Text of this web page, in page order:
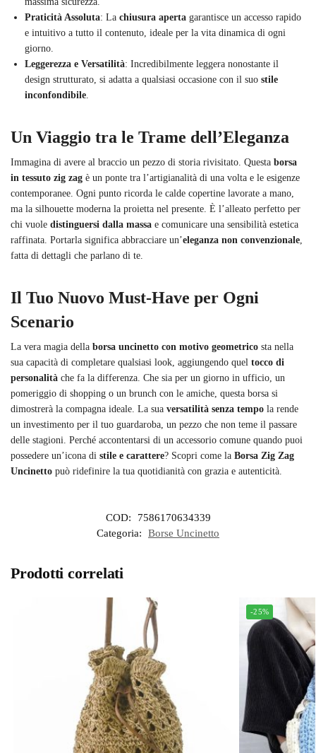
Praticità Assoluta: La chiusura aperta garantisce un accesso rapido
e intuitivo a tutto il contenuto, ideale per la vita dinamica di ogni
giorno.
Leggerezza e Versatilità: Incredibilmente leggera nonostante il
design strutturato, si adatta a qualsiasi occasione con il suo stile
inconfondibile
Un Viaggio tra le Trame dell’Eleganza
Immagina di avere al braccio un pezzo di storia rivisitato. Questa borsa
in tessuto zig zag è un ponte tra l’artigianalità di una volta e le esigenze
contemporanee. Ogni punto ricorda le calde copertine lavorate a mano,
ma la silhouette moderna la proietta nel presente. È l’alleato perfetto per
chi vuole distinguersi dalla massa e comunicare una sensibilità estetica
raffinata. Portarla significa abbracciare un’eleganza non convenzionale
fatta di dettagli che parlano di te.
Il Tuo Nuovo Must-Have per Ogni
Scenario
La vera magia della borsa uncinetto con motivo geometrico sta nella
sua capacità di completare qualsiasi look, aggiungendo quel tocco di
personalità che fa la differenza. Che sia per un giorno in ufficio, un
pomeriggio di shopping o un brunch con le amiche, questa borsa si
dimostrerà la compagna ideale. La sua versatilità senza tempo la rende
un investimento per il tuo guardaroba, un pezzo che non teme il passare
delle stagioni. Perché accontentarsi di un accessorio comune quando puoi
possedere un’icona di stile e carattere? Scopri come la Borsa Zig Zag
Uncinetto può ridefinire la tua quotidianità con grazia e autenticità.
COD:
7586170634339
Categoria:
Borse Uncinetto
Prodotti correlati
-25%